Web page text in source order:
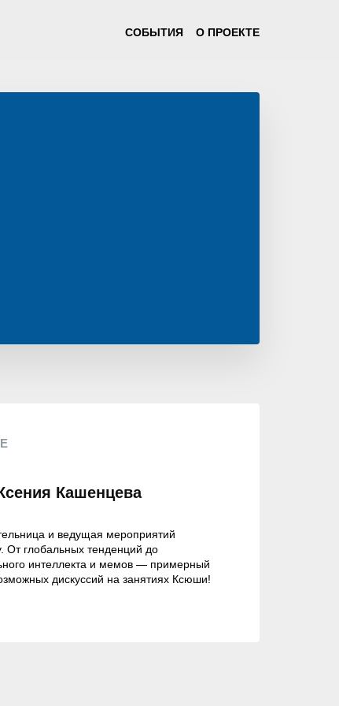
СОБЫТИЯ О ПРОЕКТЕ
Кашенцева
и ведущая мероприятий
От глобальных тенденций до
интеллекта и мемов — примерный
дискуссий на занятиях Ксюши!